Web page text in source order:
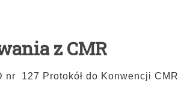
z CMR
nr 127 Protokół do Konwencji CMR